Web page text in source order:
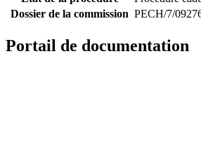
Dossier de la commission PECH/7/
Portail de documentation